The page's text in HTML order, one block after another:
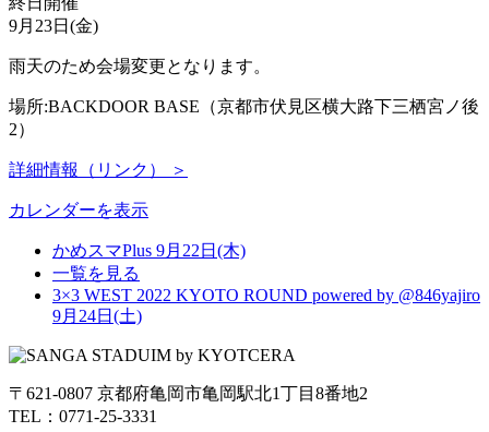
9月23日(金)
雨天のため会場変更となります。
場所:BACKDOOR BASE（京都市伏見区横大路下三栖宮ノ後
2）
詳細情報（リンク） ＞
カレンダーを表示
かめスマPlus 9月22日(木)
一覧を見る
3×3 WEST 2022 KYOTO ROUND powered by @846yajiro
9月24日(土)
〒621-0807 京都府亀岡市亀岡駅北1丁目8番地2
TEL：0771-25-3331